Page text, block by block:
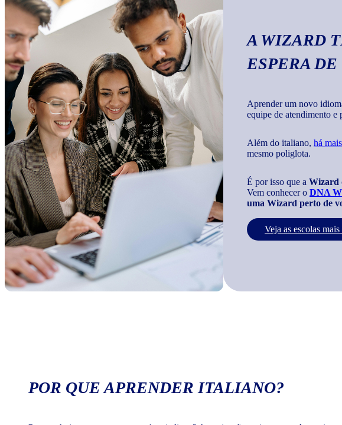
A WIZARD
ESPERA
Aprender um novo
equipe de atendimento e
Além do italiano, há
mesmo poliglota.
É por isso que a Wizard
Vem conhecer o DNA
uma Wizard perto de
Veja as escolas
POR QUE APRENDER ITALIANO?